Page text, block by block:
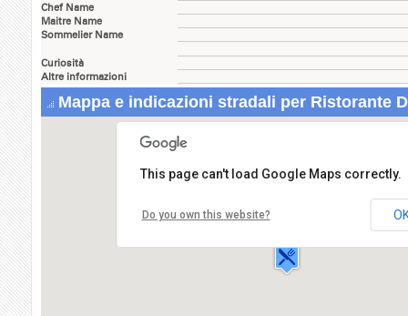
Chef Name
Maitre Name
Sommelier Name
Curiosità
Altre informazioni
Mappa e indicazioni stradali per Ristorante
Ristorante Dal Bolognese
Piazza del Popolo,1/2
00100 ROMA
This page can't load Google Maps correctly.
Do you own this website?